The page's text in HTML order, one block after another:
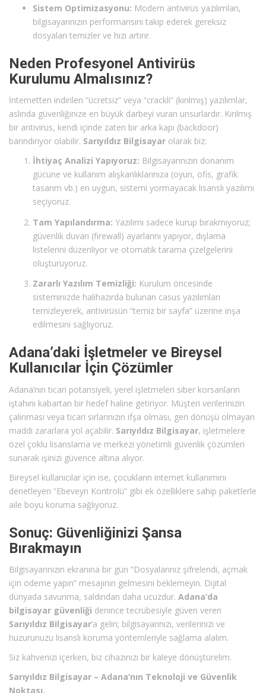
Sistem Optimizasyonu: Modern antivirüs yazılımları,
bilgisayarınızın performansını takip ederek gereksiz
dosyaları temizler ve hızı artırır.
Neden Profesyonel Antivirüs
Kurulumu Almalısınız?
İnternetten indirilen “ücretsiz” veya “crackli” (kırılmış) yazılımlar,
aslında güvenliğinize en büyük darbeyi vuran unsurlardır. Kırılmış
bir antivirüs, kendi içinde zaten bir arka kapı (backdoor)
barındırıyor olabilir. Sarıyıldız Bilgisayar olarak biz:
İhtiyaç Analizi Yapıyoruz: Bilgisayarınızın donanım
gücüne ve kullanım alışkanlıklarınıza (oyun, ofis, grafik
tasarım vb.) en uygun, sistemi yormayacak lisanslı yazılımı
seçiyoruz.
Tam Yapılandırma: Yazılımı sadece kurup bırakmıyoruz;
güvenlik duvarı (firewall) ayarlarını yapıyor, dışlama
listelerini düzenliyor ve otomatik tarama çizelgelerini
oluşturuyoruz.
Zararlı Yazılım Temizliği: Kurulum öncesinde
sisteminizde halihazırda bulunan casus yazılımları
temizleyerek, antivirüsün “temiz bir sayfa” üzerine inşa
edilmesini sağlıyoruz.
Adana’daki İşletmeler ve Bireysel
Kullanıcılar İçin Çözümler
Adana’nın ticari potansiyeli, yerel işletmeleri siber korsanların
iştahını kabartan bir hedef haline getiriyor. Müşteri verilerinizin
çalınması veya ticari sırlarınızın ifşa olması, geri dönüşü olmayan
maddi zararlara yol açabilir. Sarıyıldız Bilgisayar, işletmelere
özel çoklu lisanslama ve merkezi yönetimli güvenlik çözümleri
sunarak işinizi güvence altına alıyor.
Bireysel kullanıcılar için ise, çocukların internet kullanımını
denetleyen “Ebeveyn Kontrolü” gibi ek özelliklere sahip paketlerle
aile boyu koruma sağlıyoruz.
Sonuç: Güvenliğinizi Şansa
Bırakmayın
Bilgisayarınızın ekranına bir gün “Dosyalarınız şifrelendi, açmak
için ödeme yapın” mesajının gelmesini beklemeyin. Dijital
dünyada savunma, saldırıdan daha ucuzdur. Adana’da
bilgisayar güvenliği denince tecrübesiyle güven veren
Sarıyıldız Bilgisayar’a gelin; bilgisayarınızı, verilerinizi ve
huzurunuzu lisanslı koruma yöntemleriyle sağlama alalım.
Siz kahvenizi içerken, biz cihazınızı bir kaleye dönüştürelim.
Sarıyıldız Bilgisayar – Adana’nın Teknoloji ve Güvenlik
Noktası.